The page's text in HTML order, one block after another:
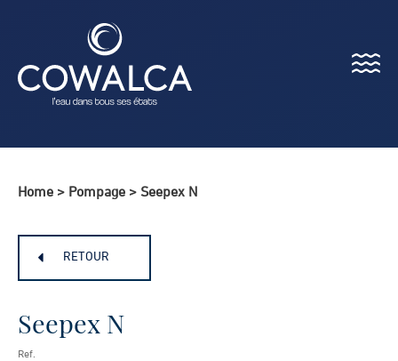
Menu
Home > Pompage > Seepex N
RETOUR
Seepex N
Ref.